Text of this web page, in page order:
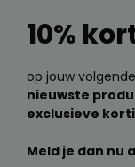
10%
op jouw
nieuwste
exclusieve
Meld je dan nu